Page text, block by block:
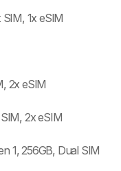
SIM, 1x eSIM
2x eSIM
SIM, 2x eSIM
1, 256GB, Dual SIM